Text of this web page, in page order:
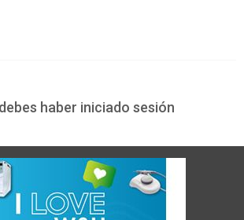
haber iniciado sesión